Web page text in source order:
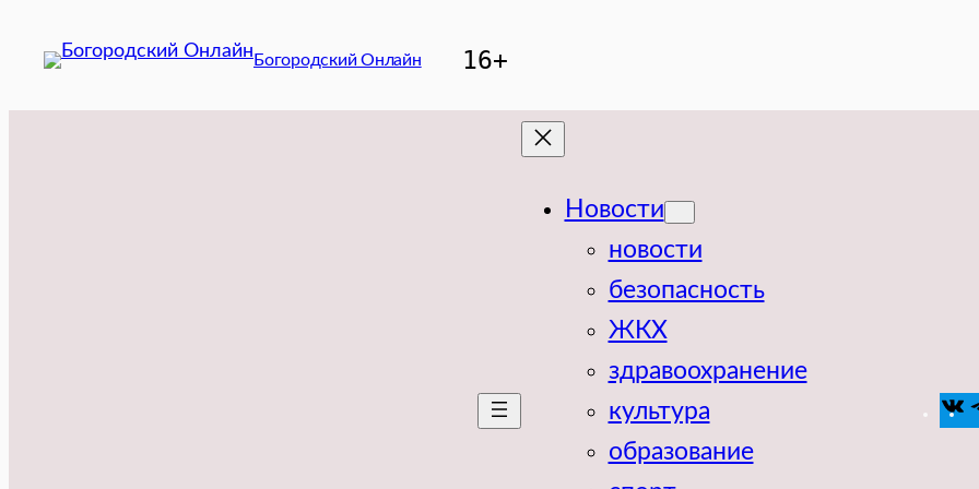
Богородский Онлайн 16+
Новости
новости
безопасность
ЖКХ
здравоохранение
культура
образование